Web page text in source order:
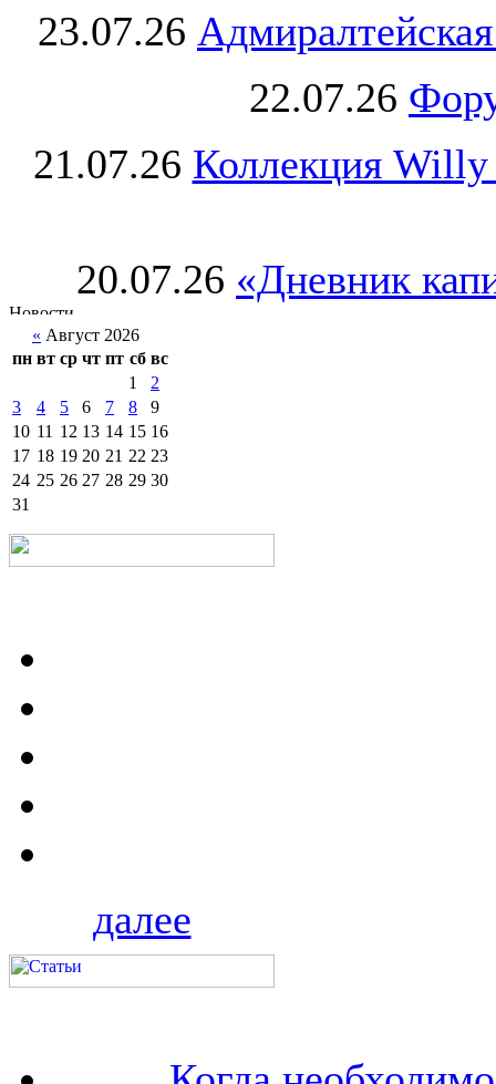
23.07.26
22.07.26
21.07.26 Коллекция Willy
20.07.26 «Дневник
« Август 2026
пн вт ср чт пт сб вс
1
2
3
4 5 6 7 8
9
10 11 12 13 14 15 16
17 18 19 20 21 22 23
24 25 26 27 28 29 30
31
далее